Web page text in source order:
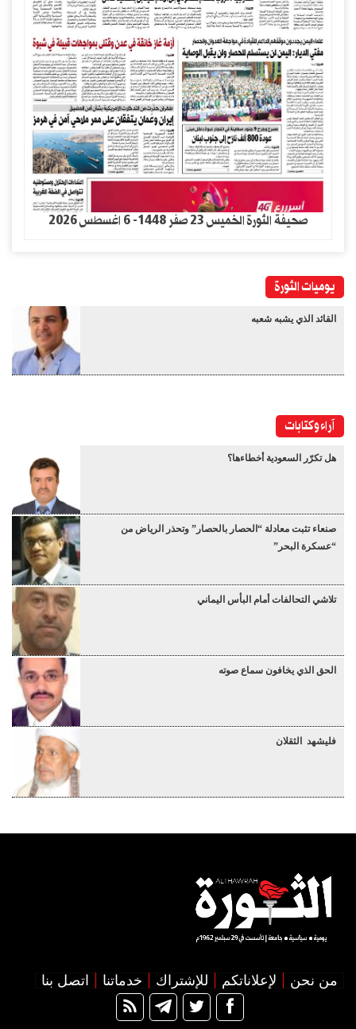
صحيفة الثورة الخميس 23 صفر 1448- 6 اغسطس 2026
يوميات الثورة
القائد الذي يشبه شعبه
آراء وكتابات
هل تكرّر السعودية أخطاءها؟
صنعاء تثبت معادلة “الحصار بالحصار” وتحذر الرياض من
“عسكرة البحر”
تلاشي التحالفات أمام البأس اليماني
الحق الذي يخافون سماع صوته
فليشهد الثقلان
من نحن لإعلاناتكم للإشتراك خدماتنا اتصل بنا